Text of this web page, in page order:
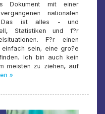
Dokument mit einer
nationalen
Das ist alles - und
Statistiken und f?r
F?r einen
sein, eine gro?e
Ich bin auch kein
meisten zu ziehen, auf
»